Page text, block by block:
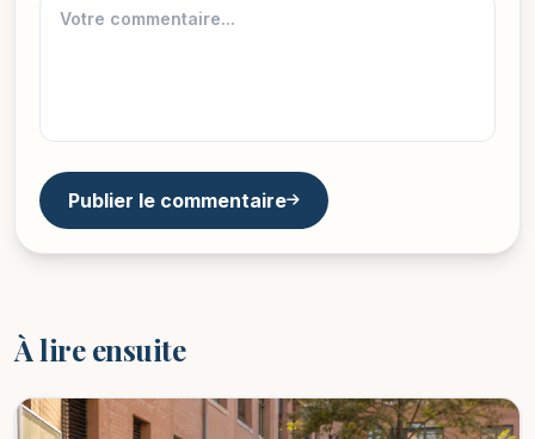
Publier le commentaire
À lire ensuite